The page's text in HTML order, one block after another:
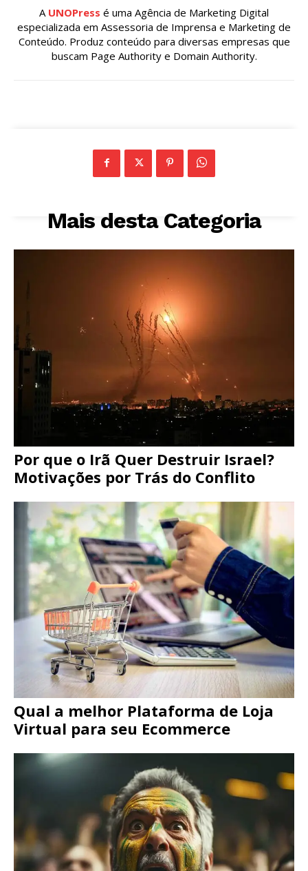
A UNOPress é uma Agência de Marketing Digital
especializada em Assessoria de Imprensa e Marketing de
Conteúdo. Produz conteúdo para diversas empresas que
buscam Page Authority e Domain Authority.
Mais desta Categoria
Por que o Irã Quer Destruir Israel?
Motivações por Trás do Conflito
Qual a melhor Plataforma de Loja
Virtual para seu Ecommerce